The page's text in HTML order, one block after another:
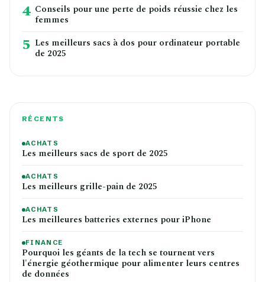
4 Conseils pour une perte de poids réussie chez les
femmes
5 Les meilleurs sacs à dos pour ordinateur portable
de 2025
RÉCENTS
ACHATS
Les meilleurs sacs de sport de 2025
ACHATS
Les meilleurs grille-pain de 2025
ACHATS
Les meilleures batteries externes pour iPhone
FINANCE
Pourquoi les géants de la tech se tournent vers
l'énergie géothermique pour alimenter leurs centres
de données